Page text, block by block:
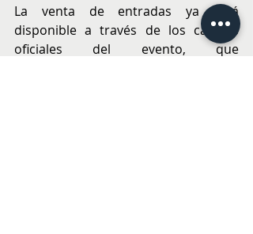
La venta de entradas ya está
disponible a través de los canales
oficiales del evento, que